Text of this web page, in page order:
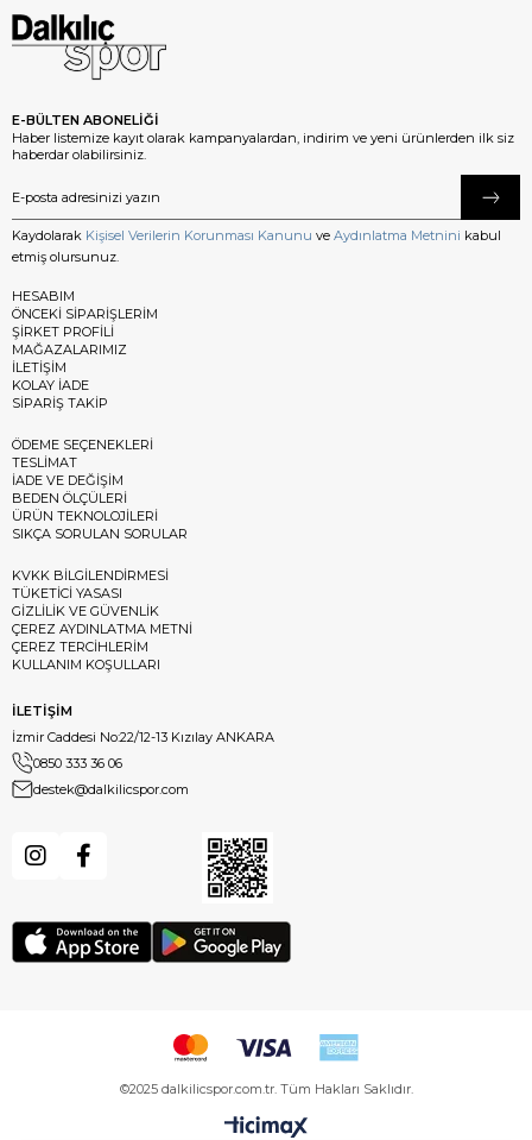
E-BÜLTEN ABONELİĞİ
Haber listemize kayıt olarak kampanyalardan, indirim ve yeni ürünlerden ilk siz
haberdar olabilirsiniz.
Kaydolarak Kişisel Verilerin Korunması Kanunu ve Aydınlatma Metnini kabul
etmiş olursunuz.
HESABIM
ÖNCEKİ SİPARİŞLERİM
ŞİRKET PROFİLİ
MAĞAZALARIMIZ
İLETİŞİM
KOLAY İADE
SİPARİŞ TAKİP
ÖDEME SEÇENEKLERİ
TESLİMAT
İADE VE DEĞİŞİM
BEDEN ÖLÇÜLERİ
ÜRÜN TEKNOLOJİLERİ
SIKÇA SORULAN SORULAR
KVKK BİLGİLENDİRMESİ
TÜKETİCİ YASASI
GİZLİLİK VE GÜVENLİK
ÇEREZ AYDINLATMA METNİ
ÇEREZ TERCİHLERİM
KULLANIM KOŞULLARI
İLETİŞİM
İzmir Caddesi No:22/12-13 Kızılay ANKARA
0850 333 36 06
destek@dalkilicspor.com
©2025 dalkilicspor.com.tr. Tüm Hakları Saklıdır.